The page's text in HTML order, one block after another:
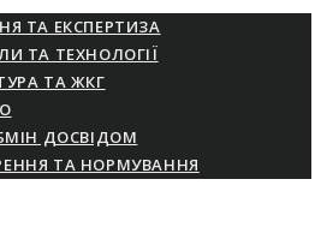
ТА ЕКСПЕРТИЗА
ТА ТЕХНОЛОГІЇ
ТА ЖКГ
ДОСВІДОМ
ТА НОРМУВАННЯ